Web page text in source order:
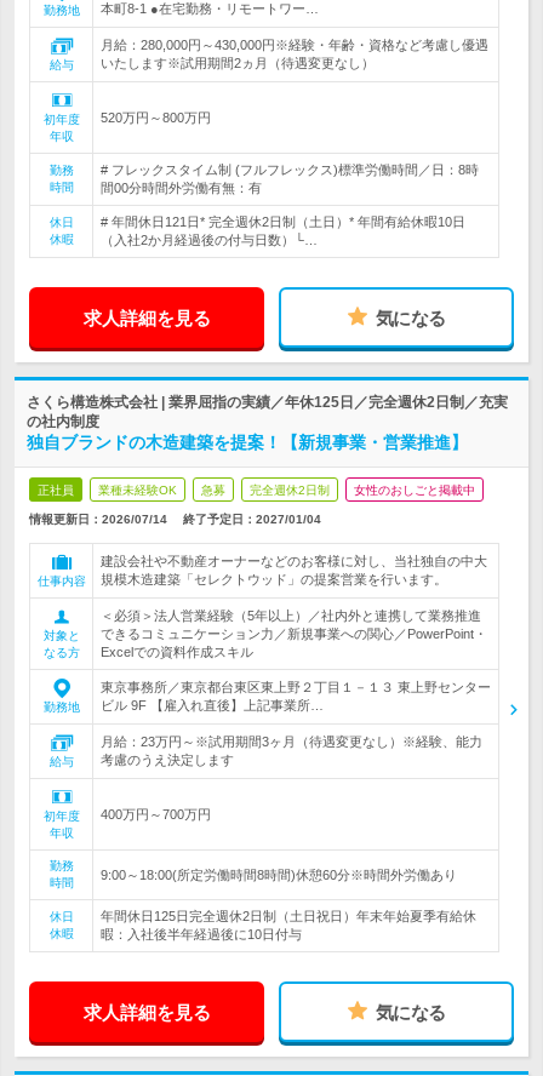
勤務地
本町8-1 ●在宅勤務・リモートワー…
給与
月給：280,000円～430,000円※経験・年齢・資格など考慮し優遇
いたします※試用期間2ヵ月（待遇変更なし）
初年度
年収
520万円～800万円
勤務
時間
# フレックスタイム制 (フルフレックス)標準労働時間／日：8時
間00分時間外労働有無：有
休日
休暇
# 年間休日121日* 完全週休2日制（土日）* 年間有給休暇10日
（入社2か月経過後の付与日数）└…
求人詳細を見る 気になる
さくら構造株式会社 | 業界屈指の実績／年休125日／完全週休2日制／充実
の社内制度
独自ブランドの木造建築を提案！【新規事業・営業推進】
正社員 業種未経験OK 急募 完全週休2日制 女性のおしごと掲載中
情報更新日：2026/07/14 終了予定日： 2027/01/04
仕事内容
建設会社や不動産オーナーなどのお客様に対し、当社独自の中大
規模木造建築「セレクトウッド」の提案営業を行います。
対象と
なる方
＜必須＞法人営業経験（5年以上）／社内外と連携して業務推進
できるコミュニケーション力／新規事業への関心／PowerPoint・
Excelでの資料作成スキル
勤務地
東京事務所／東京都台東区東上野２丁目１－１３ 東上野センター
ビル 9F 【雇入れ直後】上記事業所…
給与
月給：23万円～※試用期間3ヶ月（待遇変更なし）※経験、能力
考慮のうえ決定します
初年度
年収
400万円～700万円
勤務
時間
9:00～18:00(所定労働時間8時間)休憩60分※時間外労働あり
休日
休暇
年間休日125日完全週休2日制（土日祝日）年末年始夏季有給休
暇：入社後半年経過後に10日付与
求人詳細を見る 気になる